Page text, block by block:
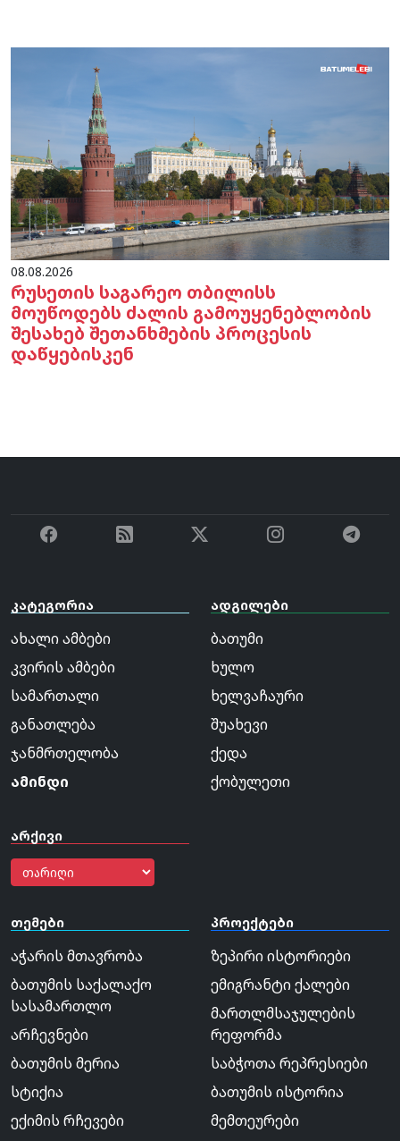
08.08.2026
რუსეთის საგარეო თბილისს
მოუწოდებს ძალის გამოუყენებლობის
შესახებ შეთანხმების პროცესის
დაწყებისკენ
კატეგორია
ახალი ამბები
კვირის ამბები
სამართალი
განათლება
ჯანმრთელობა
ამინდი
არქივი
ადგილები
ბათუმი
ხულო
ხელვაჩაური
შუახევი
ქედა
ქობულეთი
თემები
აჭარის მთავრობა
ბათუმის საქალაქო
სასამართლო
არჩევნები
ბათუმის მერია
სტიქია
ექიმის რჩევები
პროექტები
ზეპირი ისტორიები
ემიგრანტი ქალები
მართლმსაჯულების
რეფორმა
საბჭოთა რეპრესიები
ბათუმის ისტორია
მემთეურები